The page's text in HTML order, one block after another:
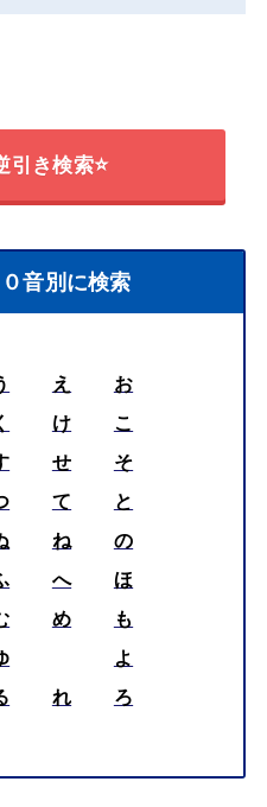
引き検索⭐
音別に検索
え
お
け
こ
せ
そ
て
と
ね
の
へ
ほ
め
も
よ
れ
ろ